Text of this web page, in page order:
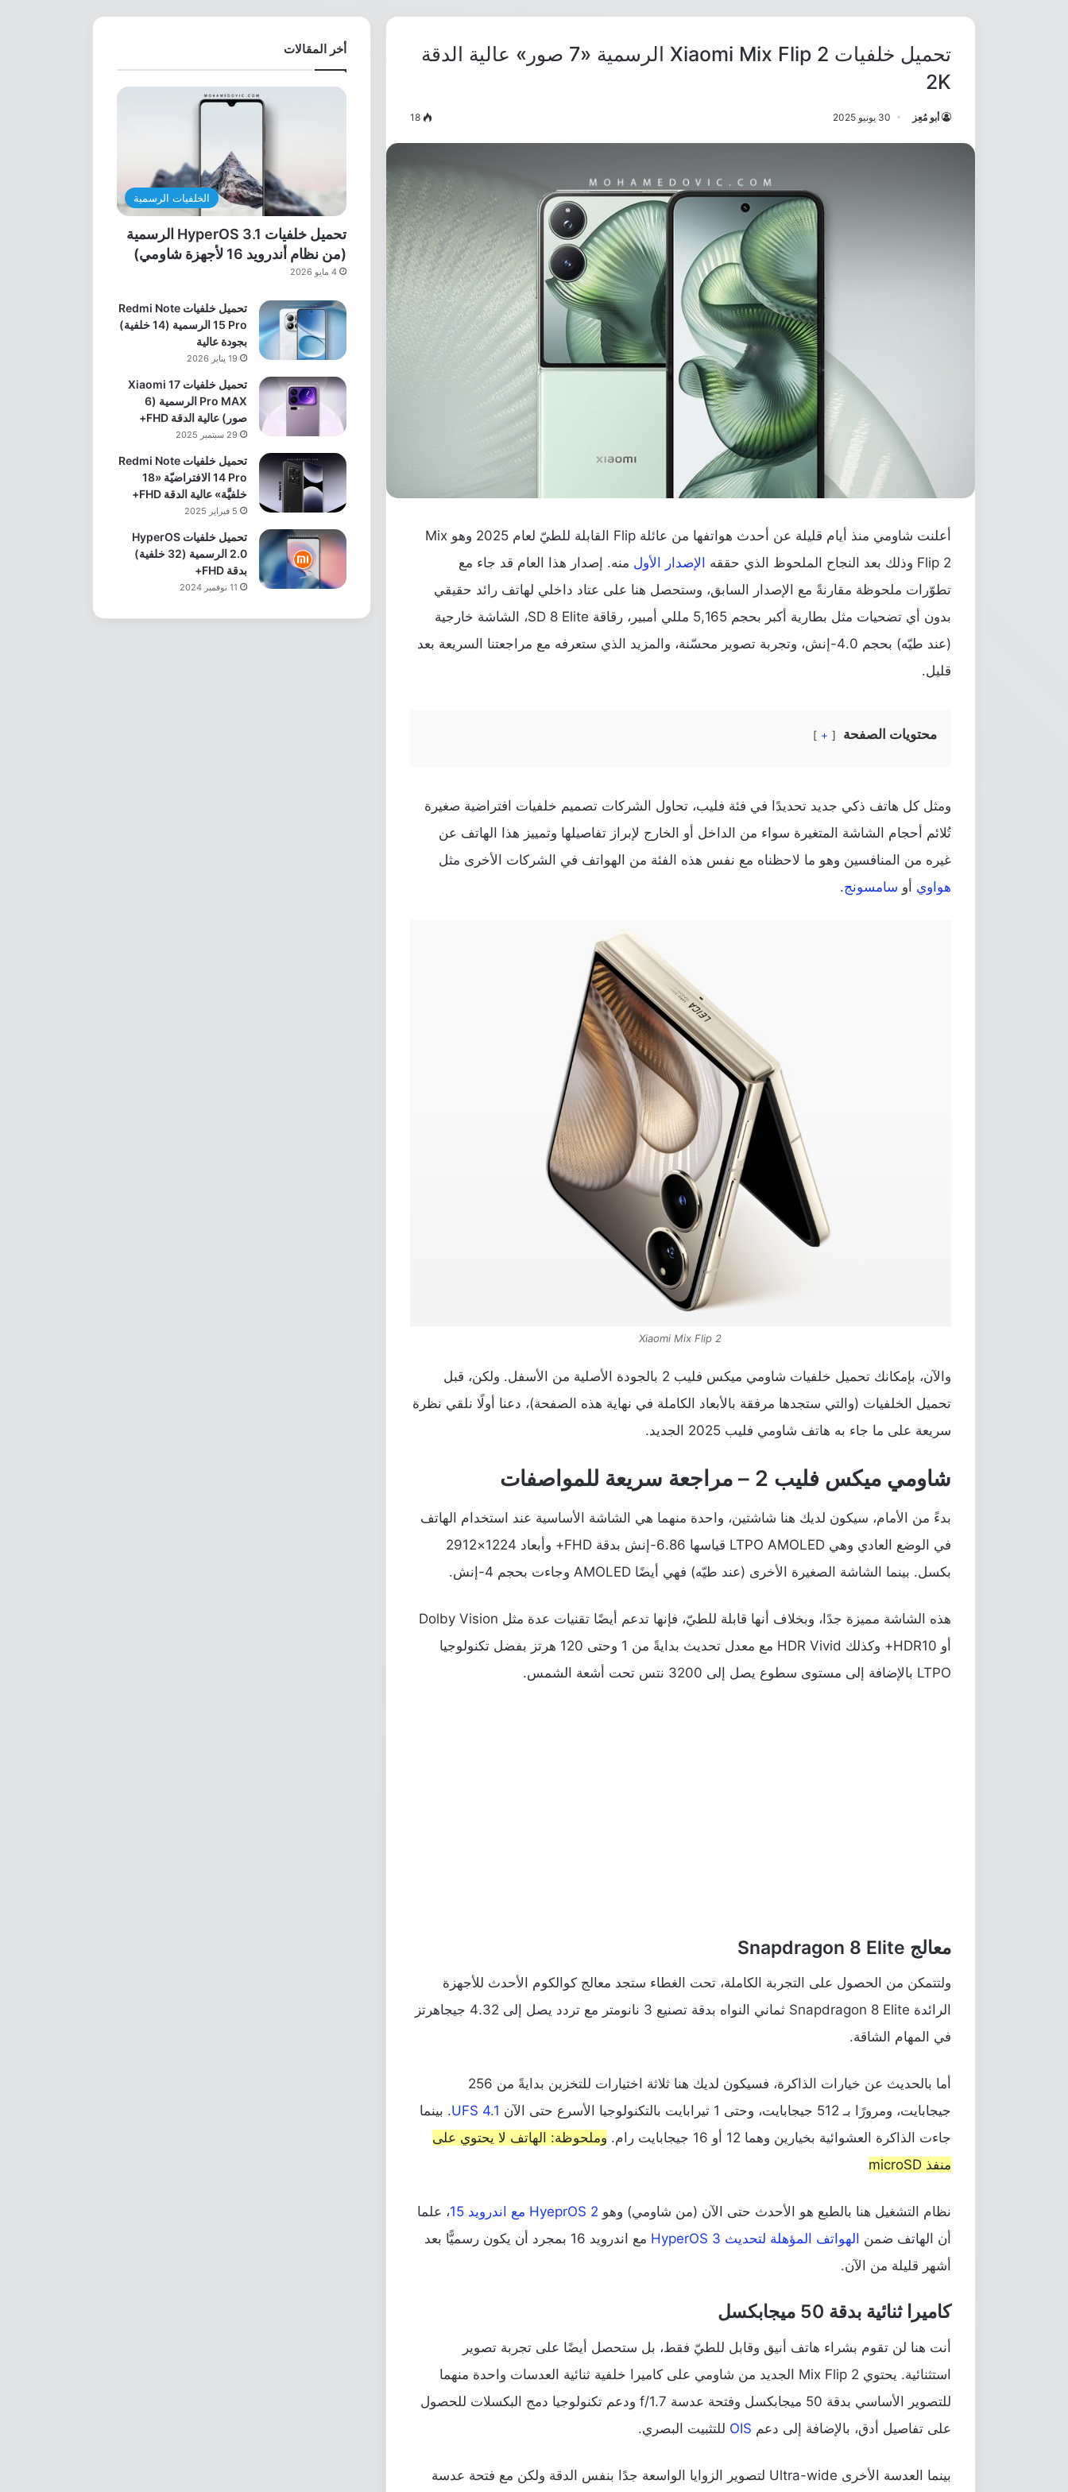
تحميل خلفيات Xiaomi Mix Flip 2 الرسمية «7 صور» عالية الدقة
2K
أبو مُعِز 30 يونيو 2025 18
أعلنت شاومي منذ أيام قليلة عن أحدث هواتفها من عائلة Flip القابلة للطيّ لعام 2025 وهو Mix
Flip 2 وذلك بعد النجاح الملحوظ الذي حققه
الإصدار الأول منه. إصدار هذا العام قد جاء مع
تطوّرات ملحوظة مقارنةً مع الإصدار السابق، وستحصل هنا على عتاد داخلي لهاتف رائد حقيقي
بدون أي تضحيات مثل بطارية أكبر بحجم 5,165 مللي أمبير، رقاقة SD 8 Elite، الشاشة خارجية
(عند طيّه) بحجم 4.0-إنش، وتجربة تصوير محسّنة، والمزيد الذي ستعرفه مع مراجعتنا السريعة بعد
قليل.
محتويات الصفحة +
ومثل كل هاتف ذكي جديد تحديدًا في فئة فليب، تحاول الشركات تصميم خلفيات افتراضية صغيرة
تُلائم أحجام الشاشة المتغيرة سواء من الداخل أو الخارج لإبراز تفاصيلها وتمييز هذا الهاتف عن
غيره من المنافسين وهو ما لاحظناه مع نفس هذه الفئة من الهواتف في الشركات الأخرى مثل
هواوي أو سامسونج.
Xiaomi Mix Flip 2
والآن، بإمكانك تحميل خلفيات شاومي ميكس فليب 2 بالجودة الأصلية من الأسفل. ولكن، قبل
تحميل الخلفيات (والتي ستجدها مرفقة بالأبعاد الكاملة في نهاية هذه الصفحة)، دعنا أولًا نلقي نظرة
سريعة على ما جاء به هاتف شاومي فليب 2025 الجديد.
شاومي ميكس فليب 2 – مراجعة سريعة للمواصفات
بدءً من الأمام، سيكون لديك هنا شاشتين، واحدة منهما هي الشاشة الأساسية عند استخدام الهاتف
في الوضع العادي وهي LTPO AMOLED قياسها 6.86-إنش بدقة FHD+ وأبعاد 1224×2912
بكسل. بينما الشاشة الصغيرة الأخرى (عند طيّه) فهي أيضًا AMOLED وجاءت بحجم 4-إنش.
هذه الشاشة مميزة جدًا، وبخلاف أنها قابلة للطيّ، فإنها تدعم أيضًا تقنيات عدة مثل Dolby Vision
أو HDR10+ وكذلك HDR Vivid مع معدل تحديث بدايةً من 1 وحتى 120 هرتز بفضل تكنولوجيا
LTPO بالإضافة إلى مستوى سطوع يصل إلى 3200 نتس تحت أشعة الشمس.
معالج Snapdragon 8 Elite
ولتتمكن من الحصول على التجربة الكاملة، تحت الغطاء ستجد معالج كوالكوم الأحدث للأجهزة
الرائدة Snapdragon 8 Elite ثماني النواه بدقة تصنيع 3 نانومتر مع تردد يصل إلى 4.32 جيجاهرتز
في المهام الشاقة.
أما بالحديث عن خيارات الذاكرة، فسيكون لديك هنا ثلاثة اختيارات للتخزين بدايةً من 256
جيجابايت، ومرورًا بـ 512 جيجابايت، وحتى 1 تيرابايت بالتكنولوجيا الأسرع حتى الآن
UFS 4.1. بينما
جاءت الذاكرة العشوائية بخيارين وهما 12 أو 16 جيجابايت رام.
وملحوظة: الهاتف لا يحتوي على
منفذ microSD
نظام التشغيل هنا بالطبع هو الأحدث حتى الآن (من شاومي) وهو HyeprOS 2 مع اندرويد 15
، علما
أن الهاتف ضمن الهواتف المؤهلة لتحديث HyperOS 3
مع اندرويد 16 بمجرد أن يكون رسميًّا بعد
أشهر قليلة من الآن.
كاميرا ثنائية بدقة 50 ميجابكسل
أنت هنا لن تقوم بشراء هاتف أنيق وقابل للطيّ فقط، بل ستحصل أيضًا على تجربة تصوير
استثنائية. يحتوي Mix Flip 2 الجديد من شاومي على كاميرا خلفية ثنائية العدسات واحدة منهما
للتصوير الأساسي بدقة 50 ميجابكسل وفتحة عدسة f/1.7 ودعم تكنولوجيا دمج البكسلات للحصول
على تفاصيل أدق، بالإضافة إلى دعم OIS للتثبيت البصري.
بينما العدسة الأخرى Ultra-wide لتصوير الزوايا الواسعة جدًا بنفس الدقة ولكن مع فتحة عدسة
أخر المقالات
الخلفيات الرسمية
تحميل خلفيات HyperOS 3.1 الرسمية
(من نظام أندرويد 16 لأجهزة شاومي)
4 مايو 2026
تحميل خلفيات Redmi Note
15 Pro الرسمية (14 خلفية)
بجودة عالية
19 يناير 2026
تحميل خلفيات Xiaomi 17
Pro MAX الرسمية (6
صور) عالية الدقة FHD+
29 سبتمبر 2025
تحميل خلفيات Redmi Note
14 Pro الافتراضيّة «18
خلفيَّة» عالية الدقة FHD+
5 فبراير 2025
تحميل خلفيات HyperOS
2.0 الرسمية (32 خلفية)
بدقة FHD+
11 نوفمبر 2024